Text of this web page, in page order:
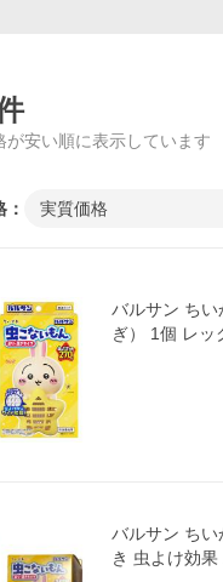
が安い順に表示しています
実質価格
バルサン ちい
ぎ） 1個 レッ
バルサン ち
き 虫よけ効